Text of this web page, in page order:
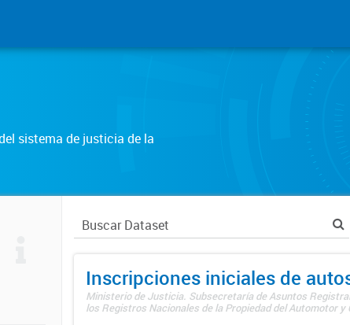
sistema de justicia de la
Inscripciones iniciales de
Ministerio de Justicia. Subsecretaría de Asuntos
los Registros Nacionales de la Propiedad del Automotor y